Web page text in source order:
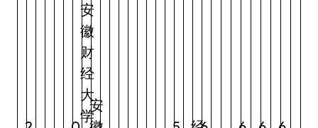
安
徽
财
经
大
学
安